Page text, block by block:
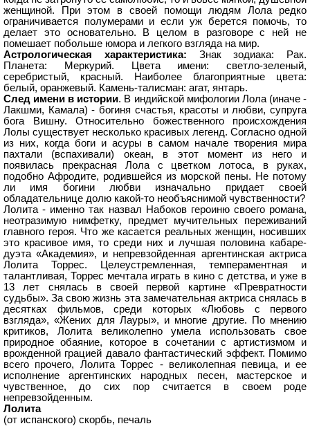
женщиной. При этом в своей помощи людям Лола редко
ограничивается полумерами и если уж берется помочь, то
делает это основательно. В целом в разговоре с ней не
помешает побольше юмора и легкого взгляда на мир.
Астрологическая характеристика: Знак зодиака: Рак.
Планета: Меркурий. Цвета имени: светло-зеленый,
серебристый, красный. Наиболее благоприятные цвета:
белый, оранжевый. Камень-талисман: агат, янтарь.
След имени в истории. В индийской мифологии Лола (иначе -
Лакшми, Камала) - богиня счастья, красоты и любви, супруга
бога Вишну. Относительно божественного происхождения
Лолы существует несколько красивых легенд. Согласно одной
из них, когда боги и асуры в самом начале творения мира
пахтали (вспахивали) океан, в этот момент из него и
появилась прекрасная Лола с цветком лотоса, в руках,
подобно Афродите, родившейся из морской пены. Не потому
ли имя богини любви изначально придает своей
обладательнице долю какой-то необъяснимой чувственности?
Лолита - именно так назвал Набоков героиню своего романа,
неотразимую нимфетку, предмет мучительных переживаний
главного героя. Что же касается реальных женщин, носивших
это красивое имя, то среди них и лучшая половина кабаре-
дуэта «Академия», и непревзойденная аргентинская актриса
Лолита Торрес. Целеустремленная, темпераментная и
талантливая, Торрес мечтала играть в кино с детства, и уже в
13 лет снялась в своей первой картине «Превратности
судьбы». За свою жизнь эта замечательная актриса снялась в
десятках фильмов, среди которых «Любовь с первого
взгляда», «Жених для Лауры», и многие другие. По мнению
критиков, Лолита великолепно умела использовать свое
природное обаяние, которое в сочетании с артистизмом и
врожденной грацией давало фантастический эффект. Помимо
всего прочего, Лолита Торрес - великолепная певица, и ее
исполнение аргентинских народных песен, мастерское и
чувственное, до сих пор считается в своем роде
непревзойденным.
Лолита
(от испанского) скорбь, печаль